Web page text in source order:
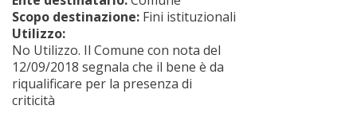
Scopo destinazione: Fini istituzionali
Utilizzo:
No Utilizzo. Il Comune con nota del
12/09/2018 segnala che il bene è da
riqualificare per la presenza di
criticità